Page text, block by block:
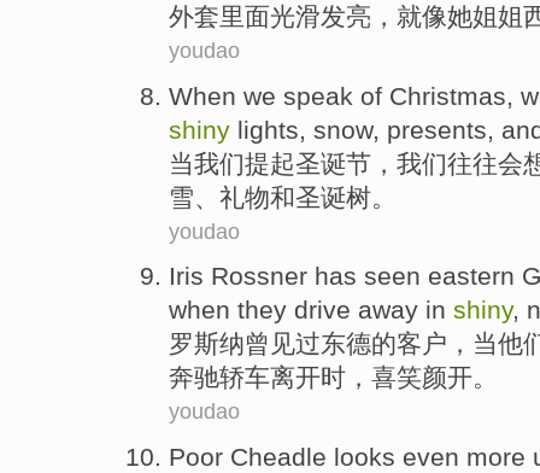
外套里面光滑发亮， 就像她姐姐
youdao
When we speak of Christmas ,
shiny lights snow, presents
当我们提起圣诞节 ，我们往往会
雪
礼物和圣诞树。
youdao
Iris Rossner has seen eastern
when they drive away in shiny,
罗斯纳曾 见过东德的客户 ， 当他
奔驰轿车离开时，喜笑颜开。
youdao
Poor Cheadle looks even more